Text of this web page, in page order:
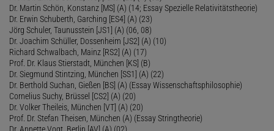
Dr. Martin Schön, Konstanz [MS] (A) (14; Essay Spezielle Relativitätstheorie)
Dr. Erwin Schuberth, Garching [ES4] (A) (23)
Jörg Schuler, Taunusstein [JS1] (A) (06, 08)
Dr. Joachim Schüller, Dossenheim [JS2] (A) (10)
Richard Schwalbach, Mainz [RS2] (A) (17)
Prof. Dr. Klaus Stierstadt, München [KS] (B)
Dr. Siegmund Stintzing, München [SS1] (A) (22)
Dr. Berthold Suchan, Gießen [BS] (A) (Essay Wissenschaftsphilosophie)
Cornelius Suchy, Brüssel [CS2] (A) (20)
Dr. Volker Theileis, München [VT] (A) (20)
Prof. Dr. Stefan Theisen, München (A) (Essay Stringtheorie)
Dr. Annette Vogt, Berlin [AV] (A) (02)